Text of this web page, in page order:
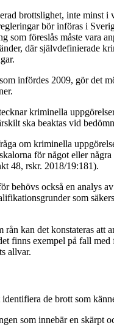
brottslighet, inte minst
bör införas i
föreslås måste vara
där självdefinierade
infördes 2009, gör det
kriminella
ska beaktas vid
om kriminella
för något eller
48, rskr. 2018/19:181).
också en analys
som
kan det konstateras att
finns exempel på fall
allvar.
de brott som
som innebär en